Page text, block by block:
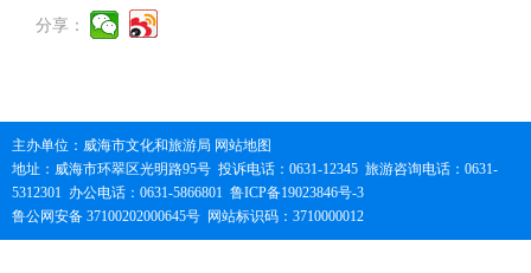
分享：
主办单位：威海市文化和旅游局 网站地图
地址：威海市环翠区光明路95号 投诉电话：0631-12345 旅游咨询电话：0631-
5312301 办公电话：0631-5866801 鲁ICP备19023846号-3
鲁公网安备 37100202000645号 网站标识码：3710000012